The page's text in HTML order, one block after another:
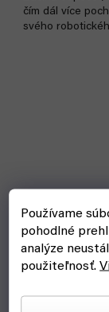
Používame
pohodlné
analýze
použiteľnosť.
čím dál více
svého